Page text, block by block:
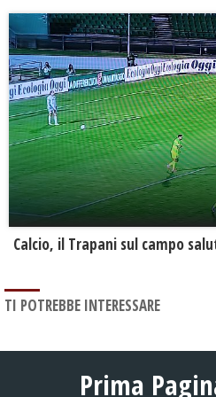
Calcio, il Trapani sul campo
TI POTREBBE INTERESSARE
Prima